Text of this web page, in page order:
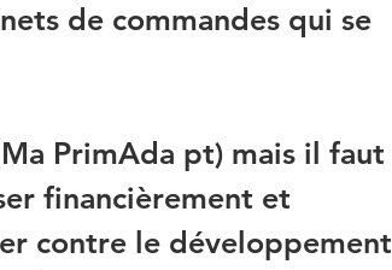
de commandes qui se
PrimAda pt) mais il faut
financièrement et
contre le développement